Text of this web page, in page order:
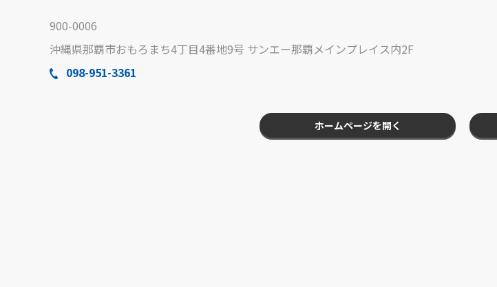
900-0006
沖縄県那覇市おもろまち4丁目4番地9号 サンエー那覇メインプレイス内2F
098-951-3361
ホームページを開く